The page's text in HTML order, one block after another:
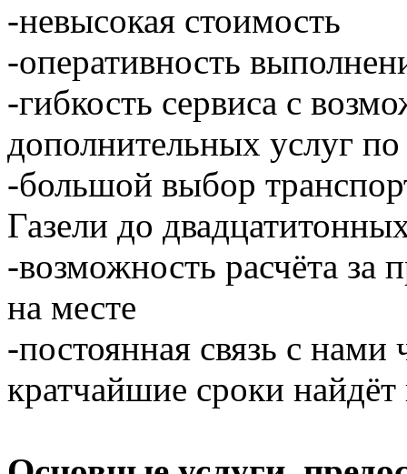
-невысокая стоимость
-оперативность
-гибкость сервиса с
дополнительных услуг
-большой выбор
Газели до
-возможность расчёта за
на месте
-постоянная связь с нами
кратчайшие сроки найдёт